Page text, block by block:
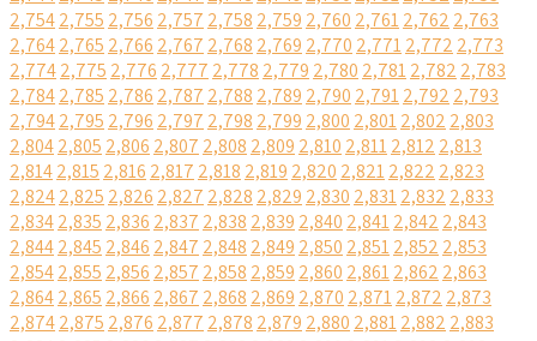
2,7542,755 2,756 2,757 2,758 2,759 2,760 2,7612,762 2,763
2,7642,765 2,766 2,767 2,768 2,769 2,770 2,7712,772 2,773
2,7742,775 2,776 2,777 2,778 2,779 2,780 2,7812,782 2,783
2,7842,785 2,786 2,787 2,788 2,789 2,790 2,7912,792 2,793
2,7942,795 2,796 2,797 2,798 2,799 2,800 2,8012,802 2,803
2,8042,805 2,806 2,807 2,808 2,809 2,810 2,8112,812 2,813
2,8142,815 2,816 2,817 2,818 2,819 2,820 2,8212,822 2,823
2,8242,825 2,826 2,827 2,828 2,829 2,830 2,8312,832 2,833
2,8342,835 2,836 2,837 2,838 2,839 2,840 2,8412,842 2,843
2,8442,845 2,846 2,847 2,848 2,849 2,850 2,8512,852 2,853
2,8542,855 2,856 2,857 2,858 2,859 2,860 2,8612,862 2,863
2,8642,865 2,866 2,867 2,868 2,869 2,870 2,8712,872 2,873
2,8742,875 2,876 2,877 2,878 2,879 2,880 2,8812,882 2,883